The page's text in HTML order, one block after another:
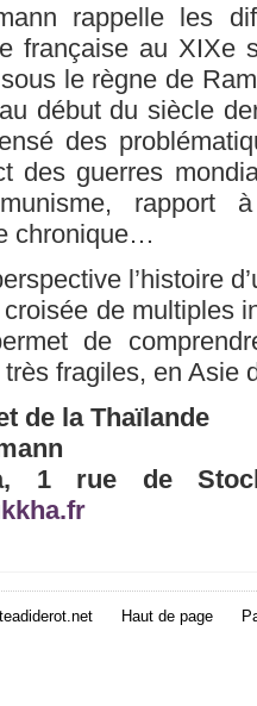
rappelle les
française au XIXe
le règne de
début du siècle
des
des guerres
rapport
chronique…
l’histoire
de multiples
de
fragiles, en Asie
de la Thaïlande
1 rue de
Haut de page